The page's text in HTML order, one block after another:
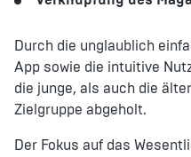
Durch die unglaublich
App sowie die intuitive
die junge, als auch die
Zielgruppe abgeholt.
Der Fokus auf das